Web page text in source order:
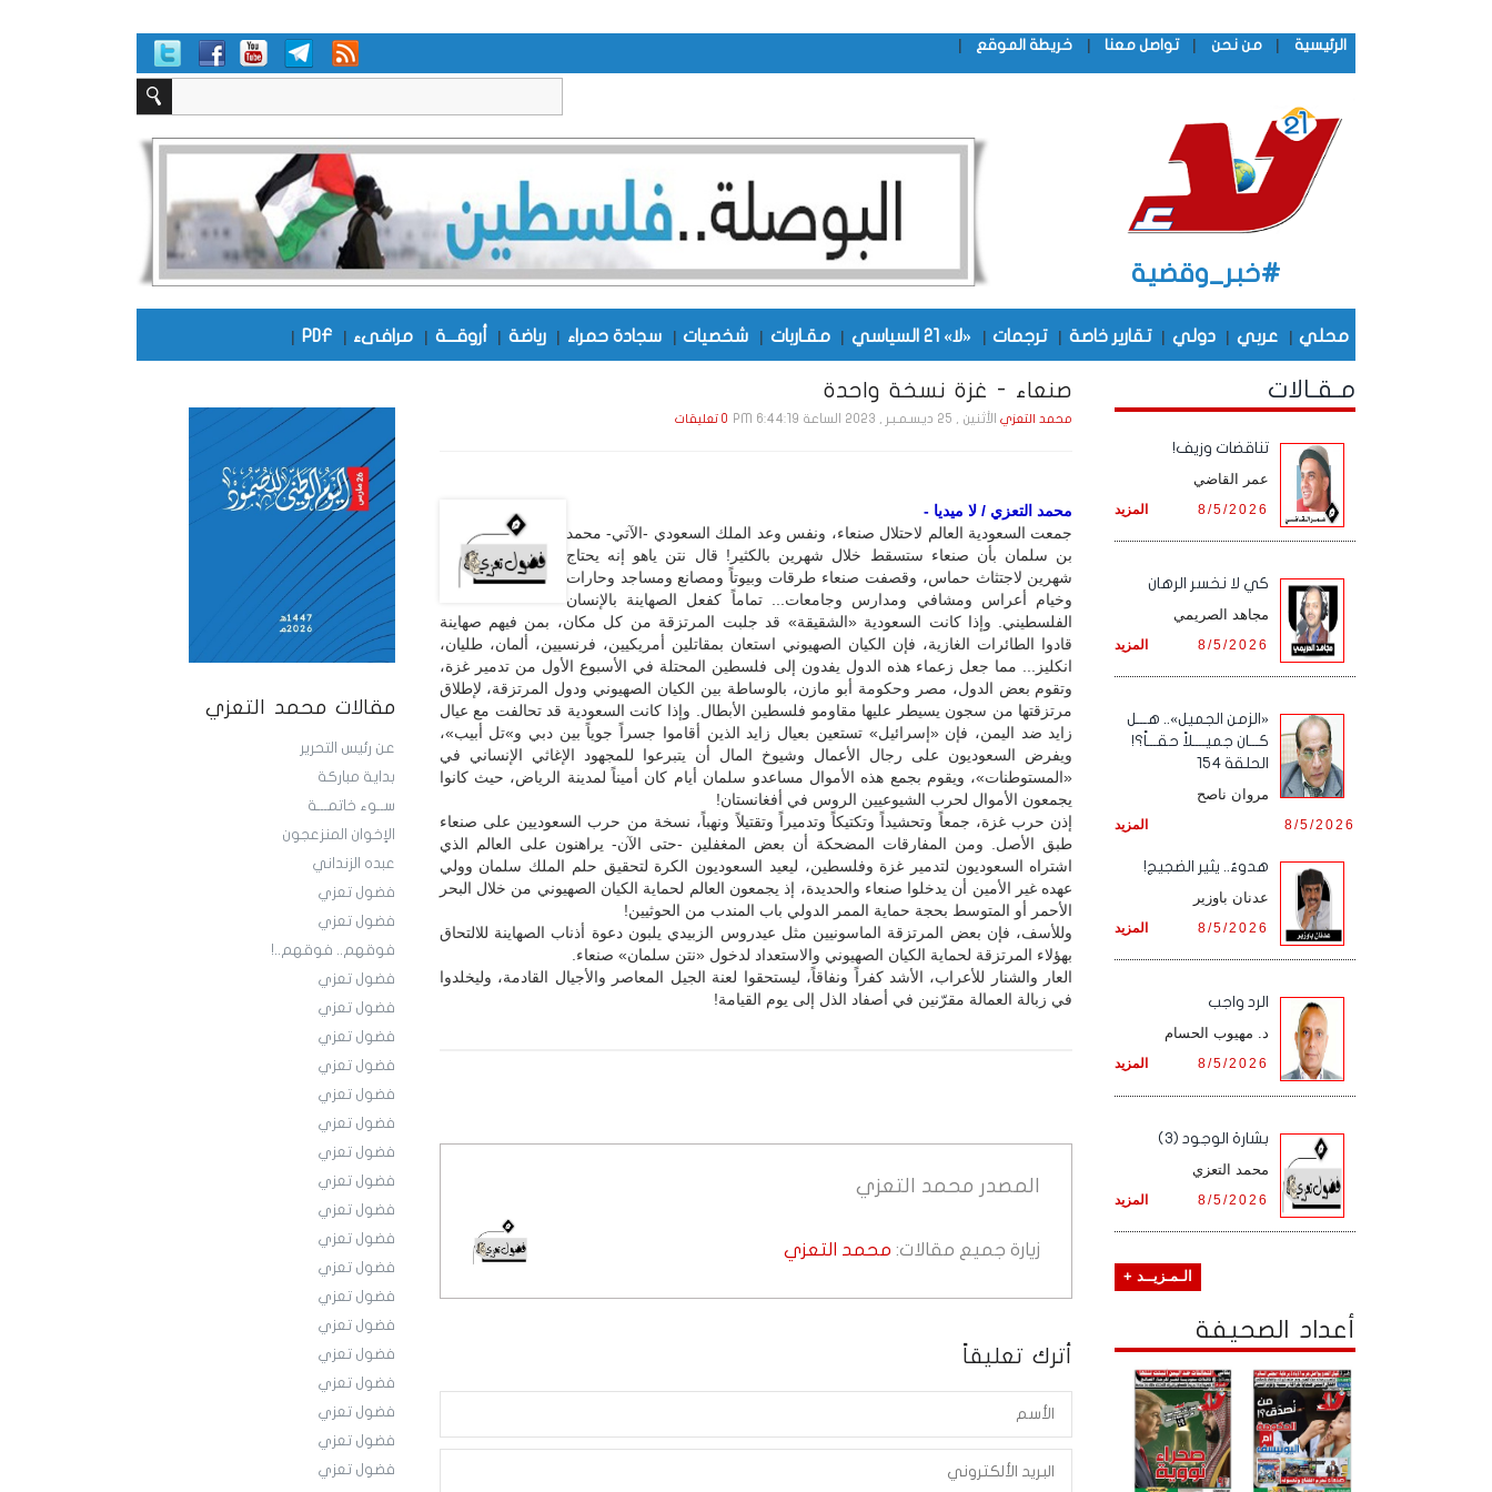
الرئيسية | من نحن | تواصل معنا | خريطة الموقع |
#خبر_وقضية
محلي | عربي | دولي | تقارير خاصة | ترجمات | «لا» 21 السياسي | مقـاربات | شخصيات | سجادة حمراء | رياضة | أروقـــة | مرافىء |
PDF
|
مقالات محمد التعزي
عن رئيس التحرير
بداية مباركة
ســوء خاتمـــة
الإخوان المنزعجون
عبده الزنداني
فضول تعزي
فضول تعزي
فوقهم.. فوقهم..!
فضول تعزي
فضول تعزي
فضول تعزي
فضول تعزي
فضول تعزي
فضول تعزي
فضول تعزي
فضول تعزي
فضول تعزي
فضول تعزي
فضول تعزي
فضول تعزي
فضول تعزي
فضول تعزي
فضول تعزي
فضول تعزي
فضول تعزي
فضول تعزي
صنعاء - غزة نسخة واحدة
محمد التعزيالأثنين , 25 ديـسـمـبـر , 2023 الساعة 6:44:19 PM 0 تعليقات
محمد التعزي / لا ميديا -
جمعت السعودية العالم لاحتلال صنعاء، ونفس وعد الملك السعودي -الآتي- محمد
بن سلمان بأن صنعاء ستسقط خلال شهرين بالكثير! قال نتن ياهو إنه يحتاج
شهرين لاجتثاث حماس، وقصفت صنعاء طرقات وبيوتاً ومصانع ومساجد وحارات
وخيام أعراس ومشافي ومدارس وجامعات... تماماً كفعل الصهاينة بالإنسان
الفلسطيني. وإذا كانت السعودية «الشقيقة» قد جلبت المرتزقة من كل مكان، بمن فيهم صهاينة
قادوا الطائرات الغازية، فإن الكيان الصهيوني استعان بمقاتلين أمريكيين، فرنسيين، ألمان، طليان،
انكليز... مما جعل زعماء هذه الدول يفدون إلى فلسطين المحتلة في الأسبوع الأول من تدمير غزة،
وتقوم بعض الدول، مصر وحكومة أبو مازن، بالوساطة بين الكيان الصهيوني ودول المرتزقة، لإطلاق
مرتزقتها من سجون يسيطر عليها مقاومو فلسطين الأبطال. وإذا كانت السعودية قد تحالفت مع عيال
زايد ضد اليمن، فإن «إسرائيل» تستعين بعيال زايد الذين أقاموا جسراً جوياً بين دبي و»تل أبيب»،
ويفرض السعوديون على رجال الأعمال وشيوخ المال أن يتبرعوا للمجهود الإغاثي الإنساني في
«المستوطنات»، ويقوم بجمع هذه الأموال مساعدو سلمان أيام كان أميناً لمدينة الرياض، حيث كانوا
يجمعون الأموال لحرب الشيوعيين الروس في أفغانستان!
إذن حرب غزة، جمعاً وتحشيداً وتكتيكاً وتدميراً وتقتيلاً ونهباً، نسخة من حرب السعوديين على صنعاء
طبق الأصل. ومن المفارقات المضحكة أن بعض المغفلين -حتى الآن- يراهنون على العالم الذي
اشتراه السعوديون لتدمير غزة وفلسطين، ليعيد السعوديون الكرة لتحقيق حلم الملك سلمان وولي
عهده غير الأمين أن يدخلوا صنعاء والحديدة، إذ يجمعون العالم لحماية الكيان الصهيوني من خلال البحر
الأحمر أو المتوسط بحجة حماية الممر الدولي باب المندب من الحوثيين!
وللأسف، فإن بعض المرتزقة الماسونيين مثل عيدروس الزبيدي يلبون دعوة أذناب الصهاينة للالتحاق
بهؤلاء المرتزقة لحماية الكيان الصهيوني والاستعداد لدخول «نتن سلمان» صنعاء.
العار والشنار للأعراب، الأشد كفراً ونفاقاً، ليستحقوا لعنة الجيل المعاصر والأجيال القادمة، وليخلدوا
في زبالة العمالة مقرّنين في أصفاد الذل إلى يوم القيامة!
المصدر محمد التعزي
زيارة جميع مقالات: محمد التعزي
أترك تعليقاً
مـقـالات
تناقضات وزيف!
عمر القاضي
المزيد 8/5/2026
كي لا نخسر الرهان
مجاهد الصريمي
المزيد 8/5/2026
«الزمن الجميل».. هـــل
كـــان جميــــلاً حقـــاً؟!
الحلقة 154
مروان ناصح
المزيد 8/5/2026
هدوءٌ.. يثير الضجيج!
عدنان باوزير
المزيد 8/5/2026
الرد واجب
د. مهيوب الحسام
المزيد 8/5/2026
بشارة الوجود (3)
محمد التعزي
المزيد 8/5/2026
الـمـزيــد +
أعداد الصحيفة